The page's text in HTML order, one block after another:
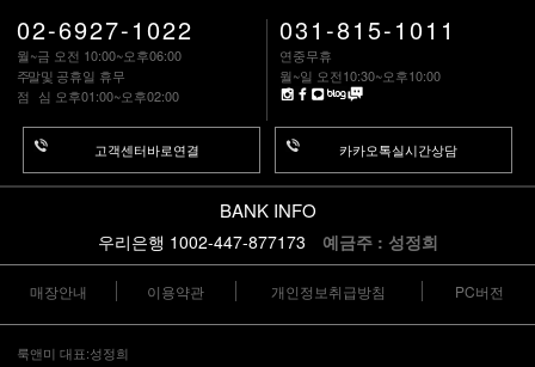
02-6927-1022
월~금 오전 10:00~오후06:00
주말및 공휴일 휴무
점 심 오후01:00~오후02:00
고객센터바로연결
031-815-1011
연중무휴
월~일 오전10:30~오후10:00
카카오톡실시간상담
BANK INFO
우리은행 1002-447-877173 예금주 : 성정희
매장안내 이용약관 개인정보취급방침 PC버전
룩앤미 대표:성정희